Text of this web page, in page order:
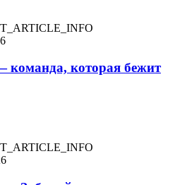
команда, которая бежит